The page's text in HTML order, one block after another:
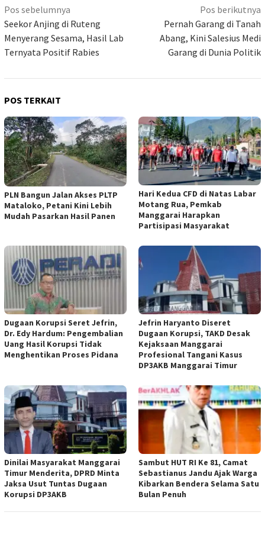
Navigasi
pos
Pos sebelumnya
Seekor Anjing di Ruteng
Menyerang Sesama, Hasil Lab
Ternyata Positif Rabies
Pos berikutnya
Pernah Garang di Tanah
Abang, Kini Salesius Medi
Garang di Dunia Politik
POS TERKAIT
PLN Bangun Jalan Akses PLTP
Mataloko, Petani Kini Lebih
Mudah Pasarkan Hasil Panen
Hari Kedua CFD di Natas Labar
Motang Rua, Pemkab
Manggarai Harapkan
Partisipasi Masyarakat
Dugaan Korupsi Seret Jefrin,
Dr. Edy Hardum: Pengembalian
Uang Hasil Korupsi Tidak
Menghentikan Proses Pidana
Jefrin Haryanto Diseret
Dugaan Korupsi, TAKD Desak
Kejaksaan Manggarai
Profesional Tangani Kasus
DP3AKB Manggarai Timur
Dinilai Masyarakat Manggarai
Timur Menderita, DPRD Minta
Jaksa Usut Tuntas Dugaan
Korupsi DP3AKB
Sambut HUT RI Ke 81, Camat
Sebastianus Jandu Ajak Warga
Kibarkan Bendera Selama Satu
Bulan Penuh